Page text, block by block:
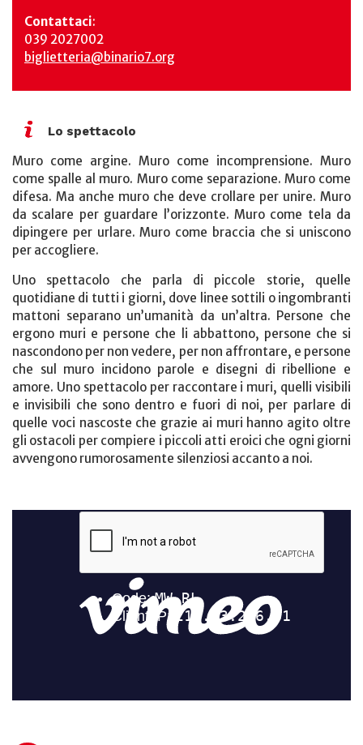
Contattaci:
039 2027002
biglietteria@binario7.org
Lo spettacolo
Muro come argine. Muro come incomprensione. Muro
come spalle al muro. Muro come separazione. Muro come
difesa. Ma anche muro che deve crollare per unire. Muro
da scalare per guardare l’orizzonte. Muro come tela da
dipingere per urlare. Muro come braccia che si uniscono
per accogliere.
Uno spettacolo che parla di piccole storie, quelle
quotidiane di tutti i giorni, dove linee sottili o ingombranti
mattoni separano un’umanità da un’altra. Persone che
ergono muri e persone che li abbattono, persone che si
nascondono per non vedere, per non affrontare, e persone
che sul muro incidono parole e disegni di ribellione e
amore. Uno spettacolo per raccontare i muri, quelli visibili
e invisibili che sono dentro e fuori di noi, per parlare di
quelle voci nascoste che grazie ai muri hanno agito oltre
gli ostacoli per compiere i piccoli atti eroici che ogni giorni
avvengono rumorosamente silenziosi accanto a noi.